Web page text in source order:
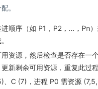
。
顺序（如 P1，P2，…，Pn
资源，然后检查是否存在一
新剩余可用资源，重复此过
、C (7)，进程 P0 需资源